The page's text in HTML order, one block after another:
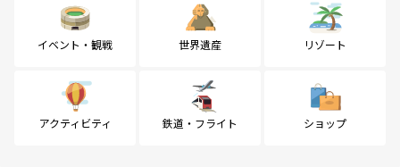
イベント・観戦 世界遺産 リゾート
アクティビティ 鉄道・フライト ショップ